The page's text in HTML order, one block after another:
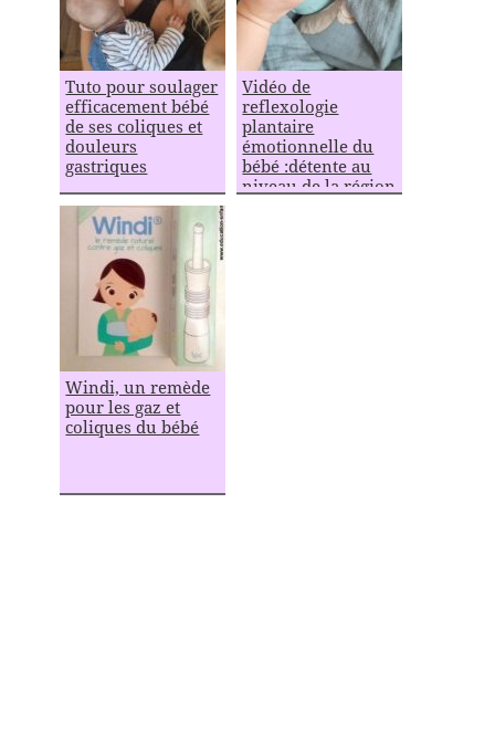
Tuto pour soulager
efficacement bébé
de ses coliques et
douleurs
gastriques
Vidéo de
reflexologie
plantaire
émotionnelle du
bébé :détente au
niveau de la région
Windi, un remède
pour les gaz et
coliques du bébé